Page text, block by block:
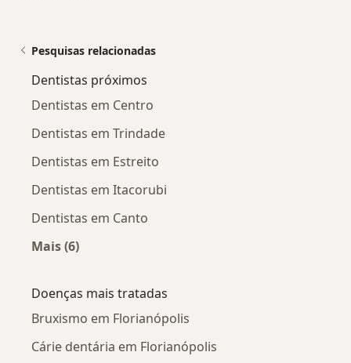
Pesquisas relacionadas
Dentistas próximos
Dentistas em Centro
Dentistas em Trindade
Dentistas em Estreito
Dentistas em Itacorubi
Dentistas em Canto
Mais (6)
Doenças mais tratadas
Bruxismo em Florianópolis
Cárie dentária em Florianópolis